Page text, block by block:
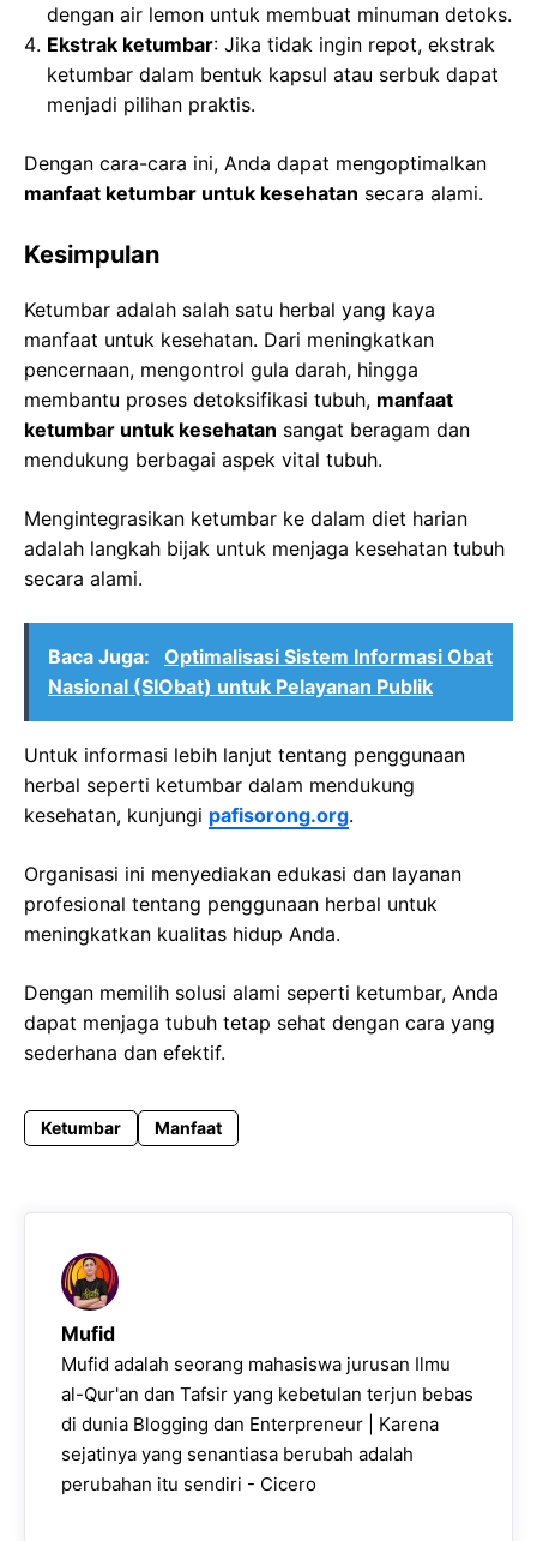
dengan air lemon untuk membuat minuman detoks.
Ekstrak ketumbar: Jika tidak ingin repot, ekstrak
ketumbar dalam bentuk kapsul atau serbuk dapat
menjadi pilihan praktis.
Dengan cara-cara ini, Anda dapat mengoptimalkan
manfaat ketumbar untuk kesehatan secara alami.
Kesimpulan
Ketumbar adalah salah satu herbal yang kaya
manfaat untuk kesehatan. Dari meningkatkan
pencernaan, mengontrol gula darah, hingga
membantu proses detoksifikasi tubuh, manfaat
ketumbar untuk kesehatan sangat beragam dan
mendukung berbagai aspek vital tubuh.
Mengintegrasikan ketumbar ke dalam diet harian
adalah langkah bijak untuk menjaga kesehatan tubuh
secara alami.
Baca Juga:
Optimalisasi Sistem Informasi Obat
Nasional (SIObat) untuk Pelayanan Publik
Untuk informasi lebih lanjut tentang penggunaan
herbal seperti ketumbar dalam mendukung
kesehatan, kunjungi pafisorong.org.
Organisasi ini menyediakan edukasi dan layanan
profesional tentang penggunaan herbal untuk
meningkatkan kualitas hidup Anda.
Dengan memilih solusi alami seperti ketumbar, Anda
dapat menjaga tubuh tetap sehat dengan cara yang
sederhana dan efektif.
Ketumbar Manfaat
Mufid
Mufid adalah seorang mahasiswa jurusan Ilmu
al-Qur'an dan Tafsir yang kebetulan terjun bebas
di dunia Blogging dan Enterpreneur | Karena
sejatinya yang senantiasa berubah adalah
perubahan itu sendiri - Cicero